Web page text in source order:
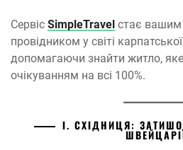
Сервіс SimpleTravel стає
провідником у світі
допомагаючи знайти житло,
очікуванням на всі 100%.
І. СХІДНИЦЯ: